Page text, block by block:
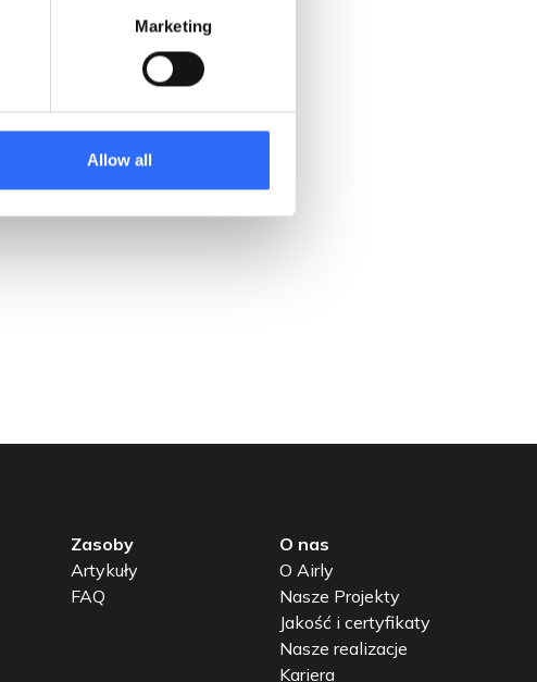
Marketing
Allow all
raporty smogowe
Zasoby
Artykuły
FAQ
O nas
O Airly
Nasze Projekty
Jakość i certyfikaty
Nasze realizacje
Kariera